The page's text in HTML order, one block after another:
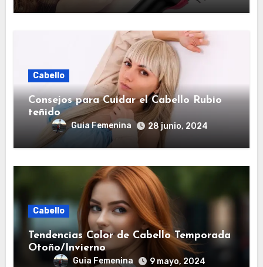
Cabello
Consejos para Cuidar el Cabello Rubio
teñido
Guia Femenina 28 junio, 2024
Cabello
Tendencias Color de Cabello Temporada
Otoño/Invierno
Guia Femenina 9 mayo, 2024